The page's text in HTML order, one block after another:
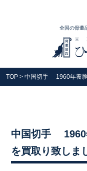
全国の骨董
TOP > 中国切手 1960年養
中国切手
を買取り致しま